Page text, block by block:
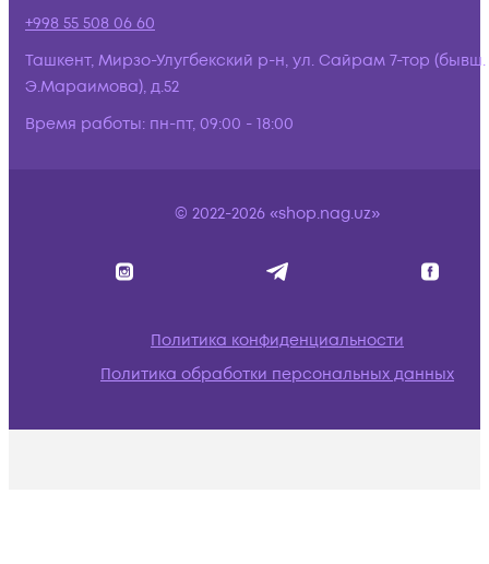
+998 55 508 06 60
Ташкент, Мирзо-Улугбекский р-н, ул. Сайрам 7-тор (бывш.
Э.Мараимова), д.52
Время работы: пн-пт, 09:00 - 18:00
© 2022-2026 «shop.nag.uz»
Политика конфиденциальности
Политика обработки персональных данных